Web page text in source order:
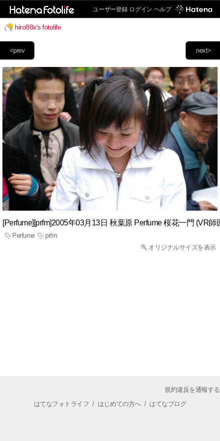
ユーザー登録 ログイン ヘルプ
hiro88x's fotolife
next>
<prev
[Perfume][prfm]2005年03月13日 秋葉原 Perfume 桜花一門 (VR師
Perfume
prfm
オリジナルサイズを表示
規約違反を通報する
はてなフォトライフ / はじめての方へ/ はてなブログ